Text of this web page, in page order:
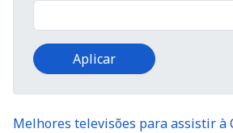
Melhores televisões para assistir à